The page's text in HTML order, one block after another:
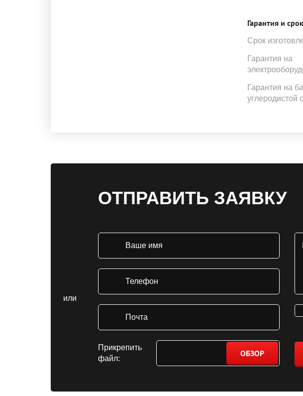
Гарантия и
Срок
Гарантия на
Гарантия на
углеродистой
ОТПРАВИТЬ ЗАЯВКУ
или
Прикрепить
файл:
ОБЗОР